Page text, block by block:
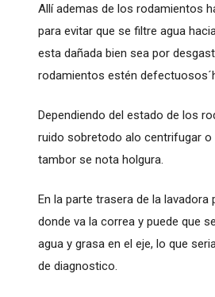
Allí ademas de los rodamientos
para evitar que se filtre agua
esta dañada bien sea por
rodamientos estén
Dependiendo del estado de los
ruido sobretodo alo centrifugar o
tambor se nota holgura.
En la parte trasera de la lavadora
donde va la correa y puede que
agua y grasa en el eje, lo que
de diagnostico.